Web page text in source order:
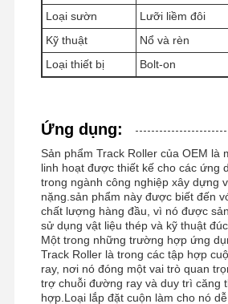
Về Chúng
Tham Quan
Tất Cả Các
Trường Hợp
Yêu Cầu Báo
Giá
Các bộ phận của khung xe
Đường ray xe lữa
Loại sườn
Lưỡi liềm đôi
Kỹ thuật
Nổ và rèn
Loại thiết bị
Bolt-on
Ứng dụng:
Sản phẩm Track Roller của OEM là
linh hoạt được thiết kế cho các ứng
trong ngành công nghiệp xây dựng
nặng.sản phẩm này được biết đến
chất lượng hàng đầu, vì nó được
sử dụng vật liệu thép và kỹ thuật
Một trong những trường hợp ứng
Track Roller là trong các tập hợp
ray, nơi nó đóng một vai trò quan
trợ chuỗi đường ray và duy trì căng
hợp.Loại lắp đặt cuộn làm cho nó